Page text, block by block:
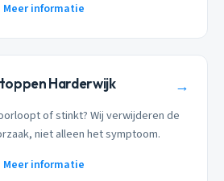
Meer informatie
Harderwijk →
of stinkt? Wij verwijderen de
niet alleen het symptoom.
Meer informatie